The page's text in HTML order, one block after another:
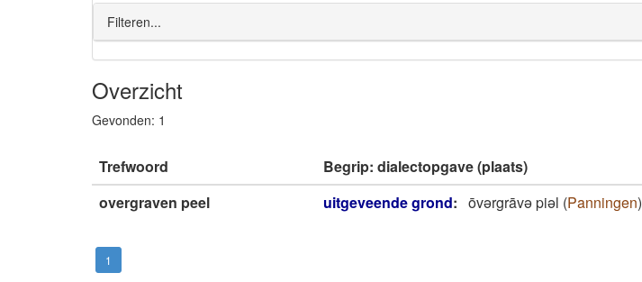
Filteren...
Overzicht
Gevonden: 1
Trefwoord Begrip: dialectopgave (plaats)
overgraven peel
uitgeveende grond: ōvǝrgrāvǝ piǝl (Panningen)
1